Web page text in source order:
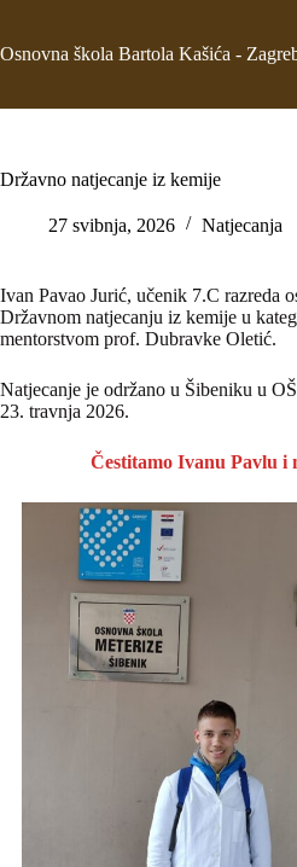
Osnovna škola Bartola Kašića -
Državno natjecanje iz kemije
27 svibnja, 2026 Natjecanja
Ivan Pavao Jurić, učenik 7.C razreda
Državnom natjecanju iz kemije u
mentorstvom prof. Dubravke Oletić.
Natjecanje je održano u Šibeniku u
23. travnja 2026.
Čestitamo Ivanu Pavlu i